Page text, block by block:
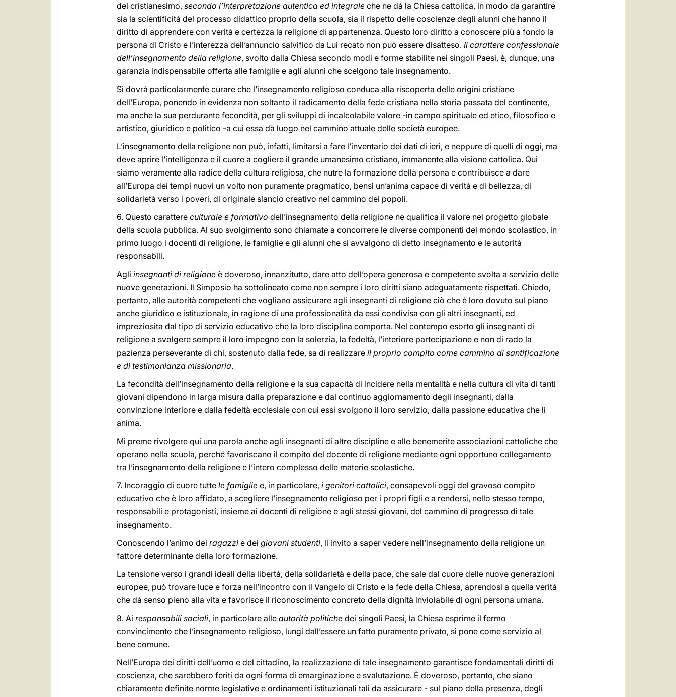
del cristianesimo, secondo l’interpretazione autentica ed integrale che ne dà la Chiesa cattolica, in modo da garantire
sia la scientificità del processo didattico proprio della scuola, sia il rispetto delle coscienze degli alunni che hanno il
diritto di apprendere con verità e certezza la religione di appartenenza. Questo loro diritto a conoscere più a fondo la
persona di Cristo e l’interezza dell’annuncio salvifico da Lui recato non può essere disatteso. Il carattere confessionale
dell’insegnamento della religione, svolto dalla Chiesa secondo modi e forme stabilite nei singoli Paesi, è, dunque, una
garanzia indispensabile offerta alle famiglie e agli alunni che scelgono tale insegnamento.
Si dovrà particolarmente curare che l’insegnamento religioso conduca alla riscoperta delle origini cristiane
dell’Europa, ponendo in evidenza non soltanto il radicamento della fede cristiana nella storia passata del continente,
ma anche la sua perdurante fecondità, per gli sviluppi di incalcolabile valore -in campo spirituale ed etico, filosofico e
artistico, giuridico e politico -a cui essa dà luogo nel cammino attuale delle società europee.
L’insegnamento della religione non può, infatti, limitarsi a fare l’inventario dei dati di ieri, e neppure di quelli di oggi, ma
deve aprire l’intelligenza e il cuore a cogliere il grande umanesimo cristiano, immanente alla visione cattolica. Qui
siamo veramente alla radice della cultura religiosa, che nutre la formazione della persona e contribuisce a dare
all’Europa dei tempi nuovi un volto non puramente pragmatico, bensì un’anima capace di verità e di bellezza, di
solidarietà verso i poveri, di originale slancio creativo nel cammino dei popoli.
6. Questo carattere culturale e formativo dell’insegnamento della religione ne qualifica il valore nel progetto globale
della scuola pubblica. Al suo svolgimento sono chiamate a concorrere le diverse componenti del mondo scolastico, in
primo luogo i docenti di religione, le famiglie e gli alunni che si avvalgono di detto insegnamento e le autorità
responsabili.
Agli insegnanti di religione è doveroso, innanzitutto, dare atto dell’opera generosa e competente svolta a servizio delle
nuove generazioni. Il Simposio ha sottolineato come non sempre i loro diritti siano adeguatamente rispettati. Chiedo,
pertanto, alle autorità competenti che vogliano assicurare agli insegnanti di religione ciò che è loro dovuto sul piano
anche giuridico e istituzionale, in ragione di una professionalità da essi condivisa con gli altri insegnanti, ed
impreziosita dal tipo di servizio educativo che la loro disciplina comporta. Nel contempo esorto gli insegnanti di
religione a svolgere sempre il loro impegno con la solerzia, la fedeltà, l’interiore partecipazione e non di rado la
pazienza perseverante di chi, sostenuto dalla fede, sa di realizzare il proprio compito come cammino di santificazione
e di testimonianza missionaria.
La fecondità dell’insegnamento della religione e la sua capacità di incidere nella mentalità e nella cultura di vita di tanti
giovani dipendono in larga misura dalla preparazione e dal continuo aggiornamento degli insegnanti, dalla
convinzione interiore e dalla fedeltà ecclesiale con cui essi svolgono il loro servizio, dalla passione educativa che li
anima.
Mi preme rivolgere qui una parola anche agli insegnanti di altre discipline e alle benemerite associazioni cattoliche che
operano nella scuola, perché favoriscano il compito del docente di religione mediante ogni opportuno collegamento
tra l’insegnamento della religione e l’intero complesso delle materie scolastiche.
7. Incoraggio di cuore tutte le famiglie e, in particolare, i genitori cattolici, consapevoli oggi del gravoso compito
educativo che è loro affidato, a scegliere l’insegnamento religioso per i propri figli e a rendersi, nello stesso tempo,
responsabili e protagonisti, insieme ai docenti di religione e agli stessi giovani, del cammino di progresso di tale
insegnamento.
Conoscendo l’animo dei ragazzi e dei giovani studenti, li invito a saper vedere nell’insegnamento della religione un
fattore determinante della loro formazione.
La tensione verso i grandi ideali della libertà, della solidarietà e della pace, che sale dal cuore delle nuove generazioni
europee, può trovare luce e forza nell’incontro con il Vangelo di Cristo e la fede della Chiesa, aprendosi a quella verità
che dà senso pieno alla vita e favorisce il riconoscimento concreto della dignità inviolabile di ogni persona umana.
8. Ai responsabili sociali, in particolare alle autorità politiche dei singoli Paesi, la Chiesa esprime il fermo
convincimento che l’insegnamento religioso, lungi dall’essere un fatto puramente privato, si pone come servizio al
bene comune.
Nell’Europa dei diritti dell’uomo e del cittadino, la realizzazione di tale insegnamento garantisce fondamentali diritti di
coscienza, che sarebbero feriti da ogni forma di emarginazione e svalutazione. È doveroso, pertanto, che siano
chiaramente definite norme legislative e ordinamenti istituzionali tali da assicurare - sul piano della presenza, degli